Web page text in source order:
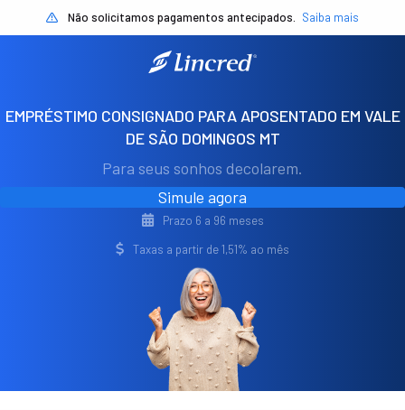
Não solicitamos pagamentos antecipados. Saiba mais
EMPRÉSTIMO CONSIGNADO PARA APOSENTADO EM VALE
DE SÃO DOMINGOS MT
Para seus sonhos decolarem.
Simule agora
Prazo 6 a 96 meses
Taxas a partir de 1,51% ao mês